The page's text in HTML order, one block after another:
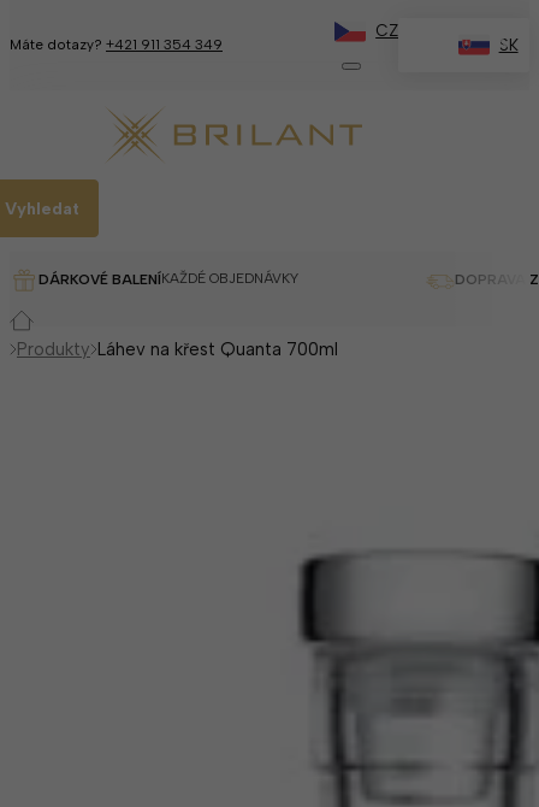
Máte dotazy? +421 911 354 349
CZ
SK
Vyhledat
DÁRKOVÉ BALENÍKAŽDÉ OBJEDNÁVKY DOPRAVA
Produkty Láhev na křest Quanta 700ml
✕